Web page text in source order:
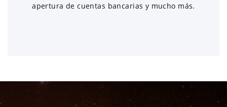
apertura de cuentas bancarias y mucho más.